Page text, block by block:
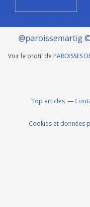
@paroissemartig
Voir le profil de PAROISSES
Top articles
Cookies et données